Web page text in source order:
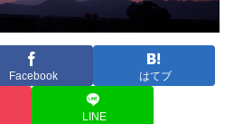
Facebook はてブ
LINE